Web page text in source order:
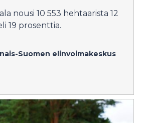
nousi 10 553 hehtaarista 12
19 prosenttia.
Suomen elinvoimakeskus